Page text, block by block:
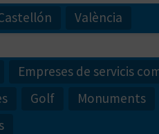
València
Empreses de servicis
Golf Monuments